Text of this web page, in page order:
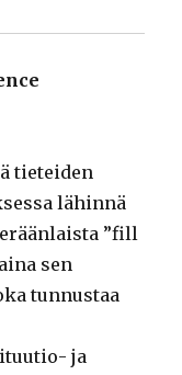
tieteiden
lähinnä
”fill
sen
tunnustaa
ja